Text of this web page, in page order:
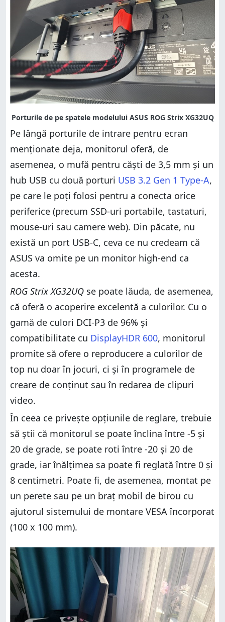
Pe lângă porturile de intrare pentru ecran
menționate deja, monitorul oferă, de
asemenea, o mufă pentru căști de 3,5 mm și un
hub USB cu două porturi USB 3.2 Gen 1 Type-A,
pe care le poți folosi pentru a conecta orice
periferice (precum SSD-uri portabile, tastaturi,
mouse-uri sau camere web). Din păcate, nu
există un port USB-C, ceva ce nu credeam că
ASUS va omite pe un monitor high-end ca
acesta.
ROG Strix XG32UQ se poate lăuda, de asemenea,
că oferă o acoperire excelentă a culorilor. Cu o
gamă de culori DCI-P3 de 96% și
compatibilitate cu DisplayHDR 600, monitorul
promite să ofere o reproducere a culorilor de
top nu doar în jocuri, ci și în programele de
creare de conținut sau în redarea de clipuri
video.
În ceea ce privește opțiunile de reglare, trebuie
să știi că monitorul se poate înclina între -5 și
20 de grade, se poate roti între -20 și 20 de
grade, iar înălțimea sa poate fi reglată între 0 și
8 centimetri. Poate fi, de asemenea, montat pe
un perete sau pe un braț mobil de birou cu
ajutorul sistemului de montare VESA încorporat
(100 x 100 mm).